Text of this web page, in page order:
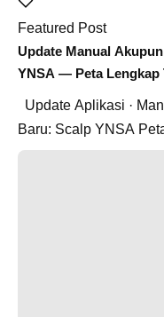
Featured Post
Update Manual
YNSA — Peta
Baru: